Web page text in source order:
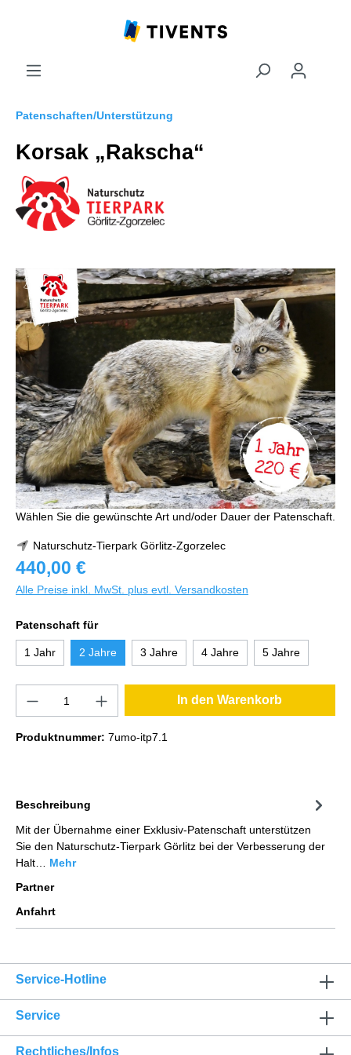
Patenschaften/Unterstützung
Korsak „Rakscha“
Wählen Sie die gewünschte Art und/oder Dauer der Patenschaft.
Naturschutz-Tierpark Görlitz-Zgorzelec
440,00 €
Alle Preise inkl. MwSt. plus evtl. Versandkosten
Patenschaft für
1 Jahr 2 Jahre 3 Jahre 4 Jahre 5 Jahre
In den Warenkorb
Produktnummer: 7umo-itp7.1
Beschreibung
Mit der Übernahme einer Exklusiv-Patenschaft unterstützen
Sie den Naturschutz-Tierpark Görlitz bei der Verbesserung der
Halt… Mehr
Partner
Anfahrt
Service-Hotline
Service
Rechtliches/Infos